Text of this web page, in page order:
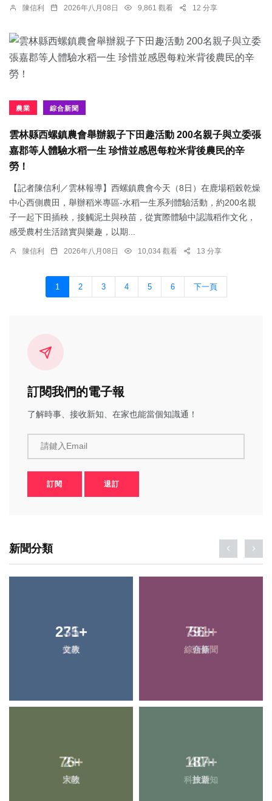
陳信利 2026年八月08日 9,861 觀看 12 分享
農業 綜合新聞
雲林縣西螺鎮農會舉辦親子下田趣活動 200名親子與立委張
嘉郡等人體驗水稻一生 珍惜並感恩每粒米背後農民的辛
勞！
【記者陳信利／雲林報導】西螺鎮農會今天（8日）在鹿場稻榖乾燥
中心西側農田，舉辦稻米專區-水稻一生系列體驗活動，約200名親
子一起下田插秧，接觸泥土與秧苗，從實際體驗中認識稻作文化，
感受農村生活踏實與樂趣，以期...
陳信利 2026年八月08日 10,034 觀看 13 分享
1 2 3 4 5 6 下一頁
訂閱我們的電子報
了解時事、接收新知、在家也能當個知識通！
請鍵入Email
訂閱 退訂
新聞分類
271+
文教
56+
頭條
2+
大陸
187+
旅遊
235+
健康
791+
綜合新聞
76+
宗教
40+
科技新知